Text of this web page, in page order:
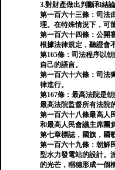
3.對財產做出判斷和結
第一百六十三條：司法
理。在特殊情況下，可
第一百六十四條：公開
根據法律規定，聽證會
第165條：司法程序以
自己的語言。
第一百六十六條：司法
律進行。
第167條：最高法院是
最高法院監督所有法院
第一百六十八條最高人
和最高人民會議主席團
第七章標誌，國旗，國
第一百六十九條：朝鮮
型水力發電站的設計。
的光芒，稻穗形成一個